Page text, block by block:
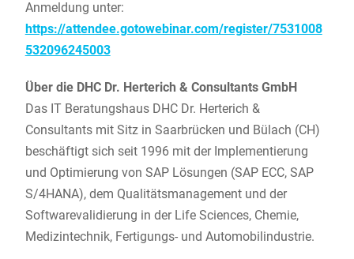
Anmeldung unter:
https://attendee.gotowebinar.com/register/7531008
532096245003
Über die DHC Dr. Herterich & Consultants GmbH
Das IT Beratungshaus DHC Dr. Herterich &
Consultants mit Sitz in Saarbrücken und Bülach (CH)
beschäftigt sich seit 1996 mit der Implementierung
und Optimierung von SAP Lösungen (SAP ECC, SAP
S/4HANA), dem Qualitätsmanagement und der
Softwarevalidierung in der Life Sciences, Chemie,
Medizintechnik, Fertigungs- und Automobilindustrie.